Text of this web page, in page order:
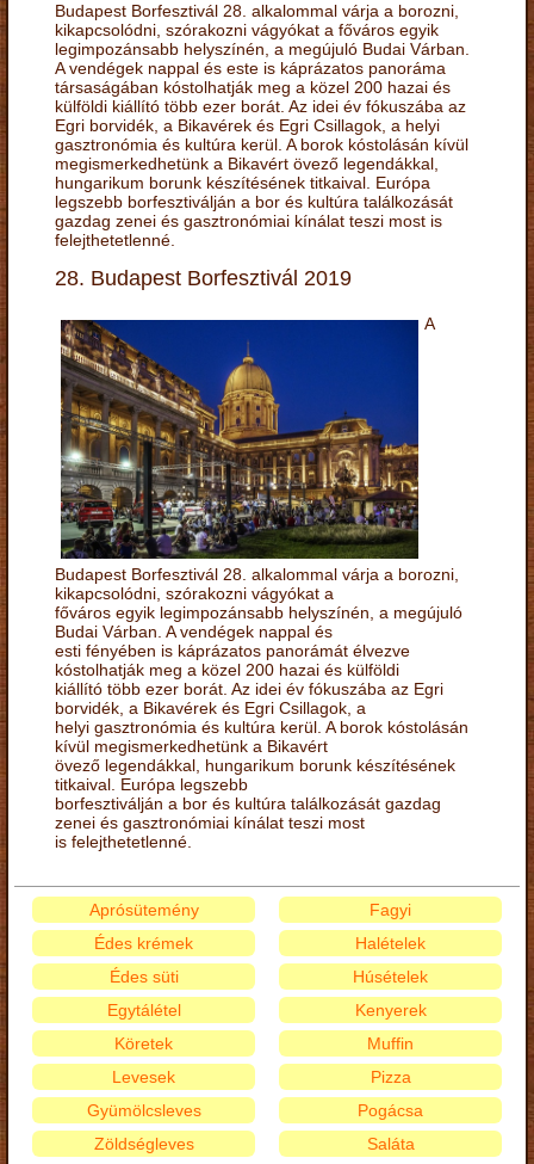
Budapest Borfesztivál 28. alkalommal várja a borozni,
kikapcsolódni, szórakozni vágyókat a főváros egyik
legimpozánsabb helyszínén, a megújuló Budai Várban.
A vendégek nappal és este is káprázatos panoráma
társaságában kóstolhatják meg a közel 200 hazai és
külföldi kiállító több ezer borát. Az idei év fókuszába az
Egri borvidék, a Bikavérek és Egri Csillagok, a helyi
gasztronómia és kultúra kerül. A borok kóstolásán kívül
megismerkedhetünk a Bikavért övező legendákkal,
hungarikum borunk készítésének titkaival. Európa
legszebb borfesztiválján a bor és kultúra találkozását
gazdag zenei és gasztronómiai kínálat teszi most is
felejthetetlenné.
28. Budapest Borfesztivál 2019
A
Budapest Borfesztivál 28. alkalommal várja a borozni,
kikapcsolódni, szórakozni vágyókat a
főváros egyik legimpozánsabb helyszínén, a megújuló
Budai Várban. A vendégek nappal és
esti fényében is káprázatos panorámát élvezve
kóstolhatják meg a közel 200 hazai és külföldi
kiállító több ezer borát. Az idei év fókuszába az Egri
borvidék, a Bikavérek és Egri Csillagok, a
helyi gasztronómia és kultúra kerül. A borok kóstolásán
kívül megismerkedhetünk a Bikavért
övező legendákkal, hungarikum borunk készítésének
titkaival. Európa legszebb
borfesztiválján a bor és kultúra találkozását gazdag
zenei és gasztronómiai kínálat teszi most
is felejthetetlenné.
Aprósütemény
Édes krémek
Édes süti
Egytálétel
Fagyi
Halételek
Húsételek
Kenyerek
Köretek
Levesek
Gyümölcsleves
Zöldségleves
Muffin
Pizza
Pogácsa
Saláta